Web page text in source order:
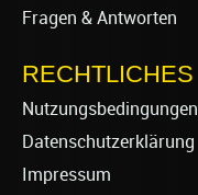
Fragen & Antworten
RECHTLICHES
Nutzungsbedingungen
Datenschutzerklärung
Impressum